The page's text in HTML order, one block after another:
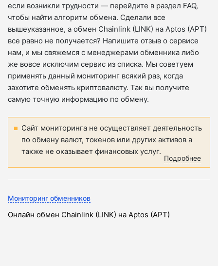
если возникли трудности — перейдите в раздел FAQ,
чтобы найти алгоритм обмена. Сделали все
вышеуказанное, а обмен Chainlink (LINK) на Aptos (APT)
все равно не получается? Напишите отзыв о сервисе
нам, и мы свяжемся с менеджерами обменника либо
же вовсе исключим сервис из списка. Мы советуем
применять данный мониторинг всякий раз, когда
захотите обменять криптовалюту. Так вы получите
самую точную информацию по обмену.
Сайт мониторинга не осуществляет деятельность
по обмену валют, токенов или других активов а
также не оказывает финансовых услуг.
Подробнее
Мониторинг обменников
Онлайн обмен Chainlink (LINK) на Aptos (APT)